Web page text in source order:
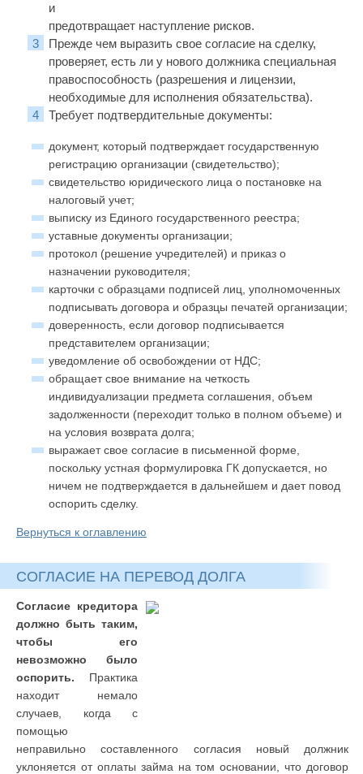
и
предотвращает наступление рисков.
Прежде чем выразить свое согласие на сделку,
проверяет, есть ли у нового должника специальная
правоспособность (разрешения и лицензии,
необходимые для исполнения обязательства).
Требует подтвердительные документы:
документ, который подтверждает государственную
регистрацию организации (свидетельство);
свидетельство юридического лица о постановке на
налоговый учет;
выписку из Единого государственного реестра;
уставные документы организации;
протокол (решение учредителей) и приказ о
назначении руководителя;
карточки с образцами подписей лиц, уполномоченных
подписывать договора и образцы печатей организации;
доверенность, если договор подписывается
представителем организации;
уведомление об освобождении от НДС;
обращает свое внимание на четкость
индивидуализации предмета соглашения, объем
задолженности (переходит только в полном объеме) и
на условия возврата долга;
выражает свое согласие в письменной форме,
поскольку устная формулировка ГК допускается, но
ничем не подтверждается в дальнейшем и дает повод
оспорить сделку.
Вернуться к оглавлению
СОГЛАСИЕ НА ПЕРЕВОД ДОЛГА
Согласие кредитора
должно быть таким,
чтобы его
невозможно было
оспорить. Практика
находит немало
случаев, когда с
помощью
неправильно составленного согласия новый должник
уклоняется от оплаты займа на том основании, что договор